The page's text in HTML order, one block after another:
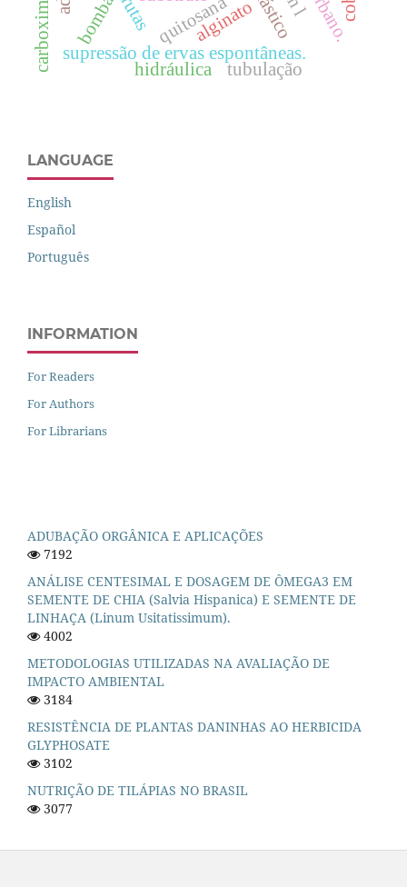
frutas
supressão de ervas espontâneas.
quitosana
alginato
tubulação
hidráulica
bomba
LANGUAGE
English
Español
Português
INFORMATION
For Readers
For Authors
For Librarians
ADUBAÇÃO ORGÂNICA E APLICAÇÕES
7192
ANÁLISE CENTESIMAL E DOSAGEM DE ÔMEGA3 EM
SEMENTE DE CHIA (Salvia Hispanica) E SEMENTE DE
LINHAÇA (Linum Usitatissimum).
4002
METODOLOGIAS UTILIZADAS NA AVALIAÇÃO DE
IMPACTO AMBIENTAL
3184
RESISTÊNCIA DE PLANTAS DANINHAS AO HERBICIDA
GLYPHOSATE
3102
NUTRIÇÃO DE TILÁPIAS NO BRASIL
3077